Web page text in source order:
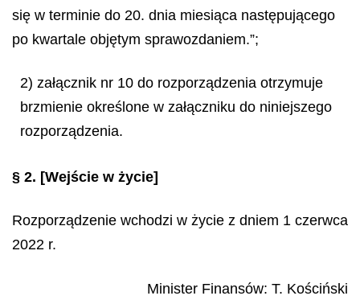
się w terminie do 20. dnia miesiąca następującego
po kwartale objętym sprawozdaniem.”;
2) załącznik nr 10 do rozporządzenia otrzymuje
brzmienie określone w załączniku do niniejszego
rozporządzenia.
§ 2. [Wejście w życie]
Rozporządzenie wchodzi w życie z dniem 1 czerwca
2022 r.
Minister Finansów: T. Kościński